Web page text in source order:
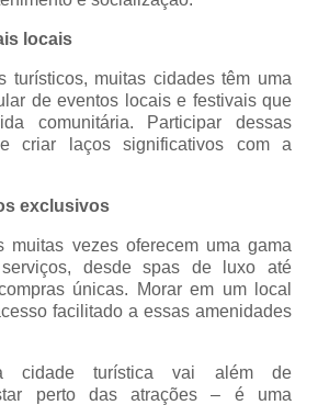
locais
turísticos, muitas cidades têm uma
de eventos locais e festivais que
comunitária. Participar dessas
criar laços significativos com a
exclusivos
muitas vezes oferecem uma gama
desde spas de luxo até
únicas. Morar em um local
facilitado a essas amenidades
cidade turística vai além de
perto das atrações – é uma